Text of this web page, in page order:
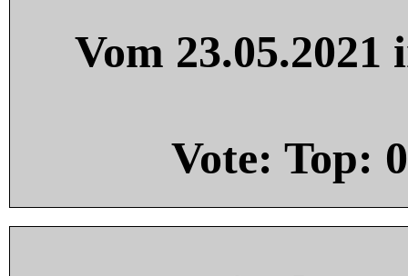
Vom
Vote: Top: 0